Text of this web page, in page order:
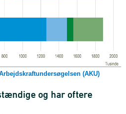
(AKU)
og har oftere